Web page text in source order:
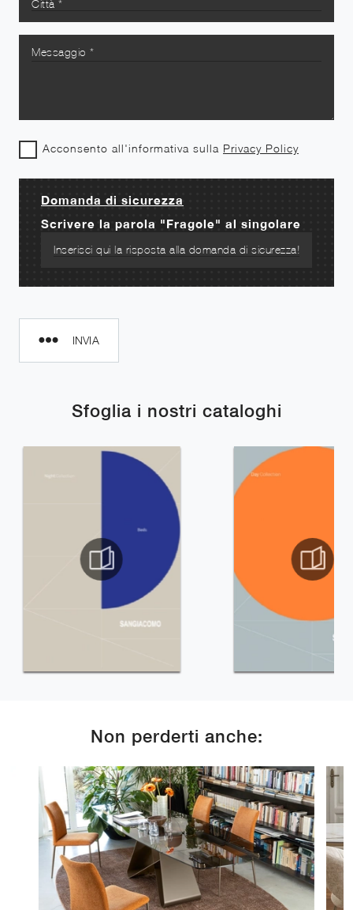
Sfoglia i nostri cataloghi
Acconsento all'informativa sulla Privacy Policy
Domanda di sicurezza
Scrivere la parola "Fragole" al singolare
INVIA
Non perderti anche: